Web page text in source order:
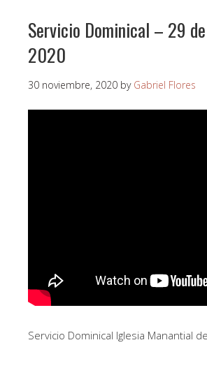
Servicio Dominical – 29
2020
30 noviembre, 2020 by Gabriel Flores
Servicio Dominical Iglesia Manantial